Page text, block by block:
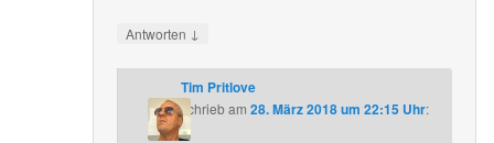
Antworten ↓
Tim Pritlove
schriebam 28. März 2018 um 22:15 Uhr: